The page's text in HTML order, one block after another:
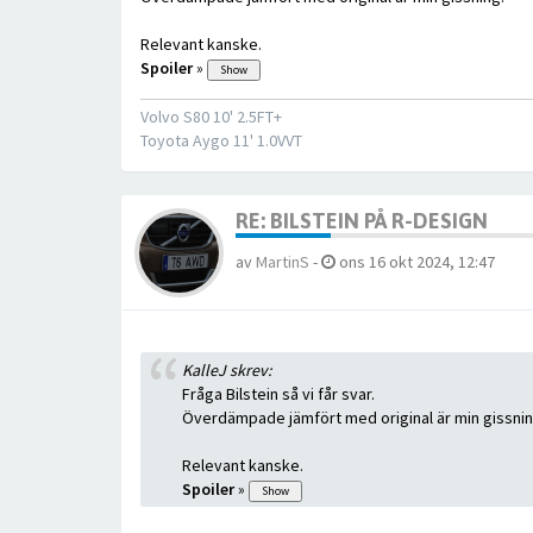
Relevant kanske.
Spoiler»
Volvo S80 10' 2.5FT+
Toyota Aygo 11' 1.0VVT
RE: BILSTEIN PÅ R-DESIGN
av MartinS - ons 16 okt 2024, 12:47
KalleJ skrev:
Fråga Bilstein så vi får svar.
Överdämpade jämfört med original är min
Relevant kanske.
Spoiler»